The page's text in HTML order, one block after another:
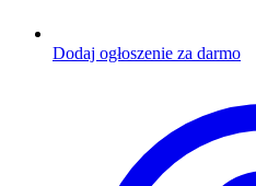
Dodaj ogłoszenie za darmo